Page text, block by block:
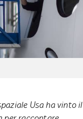
Usa ha vinto il